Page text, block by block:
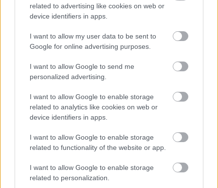
related to advertising like cookies on web or
device identifiers in apps.
I want to allow my user data to be sent to
Google for online advertising purposes.
I want to allow Google to send me
personalized advertising.
I want to allow Google to enable storage
related to analytics like cookies on web or
device identifiers in apps.
I want to allow Google to enable storage
related to functionality of the website or app.
I want to allow Google to enable storage
related to personalization.
ANJA RUBIK